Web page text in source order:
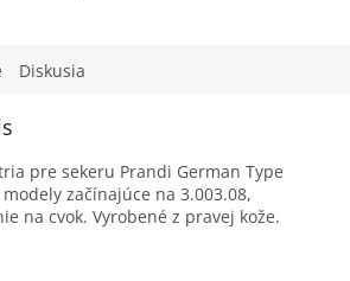
Diskusia
pre sekeru Prandi German Type
začínajúce na 3.003.08,
na cvok. Vyrobené z pravej kože.